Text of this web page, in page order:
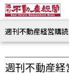
週刊不動産経営購読
週刊不動産経